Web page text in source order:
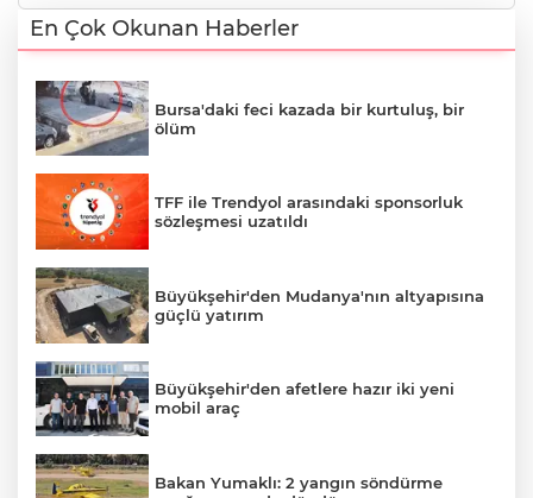
En Çok Okunan Haberler
Bursa'daki feci kazada bir kurtuluş, bir
ölüm
TFF ile Trendyol arasındaki sponsorluk
sözleşmesi uzatıldı
Büyükşehir'den Mudanya'nın altyapısına
güçlü yatırım
Büyükşehir'den afetlere hazır iki yeni
mobil araç
Bakan Yumaklı: 2 yangın söndürme